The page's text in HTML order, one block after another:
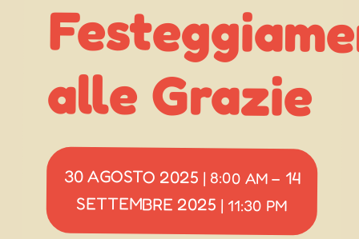
alle Grazie
30 AGOSTO 2025 | 8:00 AM – 14
SETTEMBRE 2025 | 11:30 PM